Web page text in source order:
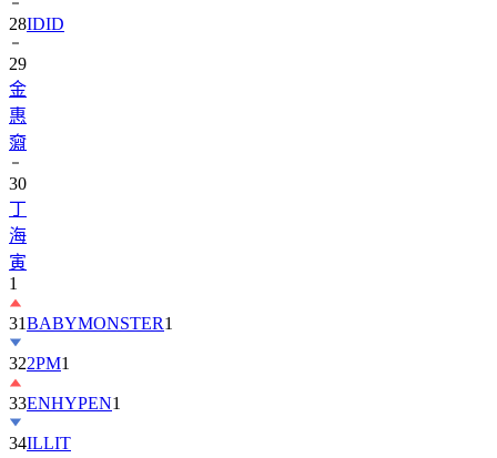
29
金
惠
奫
30
丁
海
寅
1
31
322PM1
33ENHYPEN
34ILLIT
35ATEEZ